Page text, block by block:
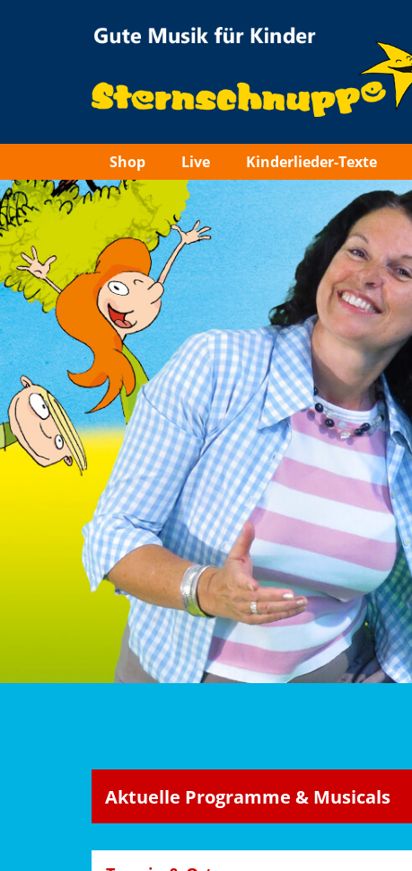
Shop Live Kinderlieder-Texte
Aktuelle Programme & Musicals